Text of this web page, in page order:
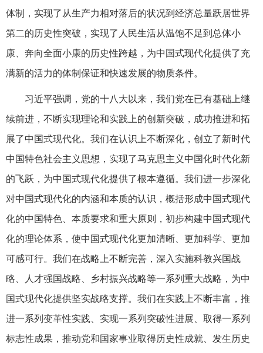
体制，实现了从生产力相对落后的状况到经济总量跃居世界
第二的历史性突破，实现了人民生活从温饱不足到总体小
康、奔向全面小康的历史性跨越，为中国式现代化提供了充
满新的活力的体制保证和快速发展的物质条件。
习近平强调，党的十八大以来，我们党在已有基础上继
续前进，不断实现理论和实践上的创新突破，成功推进和拓
展了中国式现代化。我们在认识上不断深化，创立了新时代
中国特色社会主义思想，实现了马克思主义中国化时代化新
的飞跃，为中国式现代化提供了根本遵循。我们进一步深化
对中国式现代化的内涵和本质的认识，概括形成中国式现代
化的中国特色、本质要求和重大原则，初步构建中国式现代
化的理论体系，使中国式现代化更加清晰、更加科学、更加
可感可行。我们在战略上不断完善，深入实施科教兴国战
略、人才强国战略、乡村振兴战略等一系列重大战略，为中
国式现代化提供坚实战略支撑。我们在实践上不断丰富，推
进一系列变革性实践、实现一系列突破性进展、取得一系列
标志性成果，推动党和国家事业取得历史性成就、发生历史